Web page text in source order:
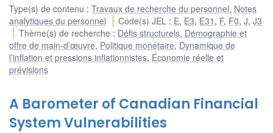
Type(s) de contenu : Travaux de recherche du personnel, Notes
analytiques du personnel
Code(s) JEL : E, E3, E31 , F, F0,J,J3
Thème(s) de recherche : Défis structurels, Démographie et
offre de main-d’œuvre, Politique monétaire, Dynamique de
l’inflation et pressions inflationnistes, Économie réelle et
prévisions
A Barometer of Canadian Financial
System Vulnerabilities